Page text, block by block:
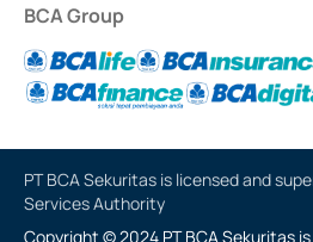
BCA Group
PT BCA Sekuritas is licensed and
Services Authority
Copyright © 2024 PT BCA Sekuritas